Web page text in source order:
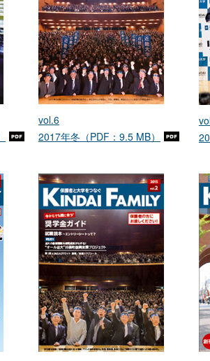
vol.6
2017年冬（PDF：9.5 MB）